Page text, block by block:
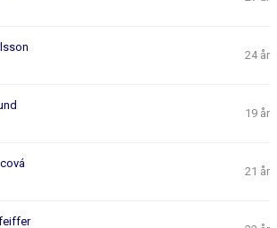
24 år
19 år
21 år